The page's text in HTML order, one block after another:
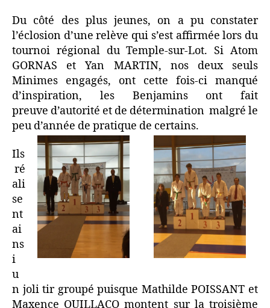
Du côté des plus jeunes, on a pu constater
l’éclosion d’une relève qui s’est affirmée lors du
tournoi régional du Temple-sur-Lot. Si Atom
GORNAS et Yan MARTIN, nos deux seuls
Minimes engagés, ont cette fois-ci manqué
d’inspiration, les Benjamins ont fait
preuve d’autorité et de détermination malgré le
peu d’année de pratique de certains.
Ils
ré
ali
se
nt
ai
ns
i
u
n joli tir groupé puisque Mathilde POISSANT et
Maxence QUILLACQ montent sur la troisième